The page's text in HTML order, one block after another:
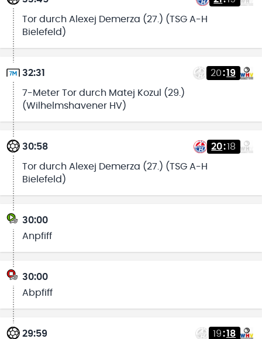
Tor durch Alexej Demerza (27.) (TSG A-H
Bielefeld)
32:31 20:19
7-Meter Tor durch Matej Kozul (29.)
(Wilhelmshavener HV)
30:58 20:18
Tor durch Alexej Demerza (27.) (TSG A-H
Bielefeld)
30:00
Anpfiff
30:00
Abpfiff
29:59 19:18